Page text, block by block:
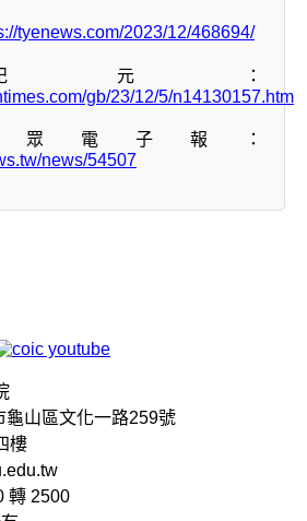
tyenews.com/2023/12/468694/
元：
gb/23/12/5/n14130157.htm
眾電子報：
news/54507
山區文化一路259號
樓
轉 2500